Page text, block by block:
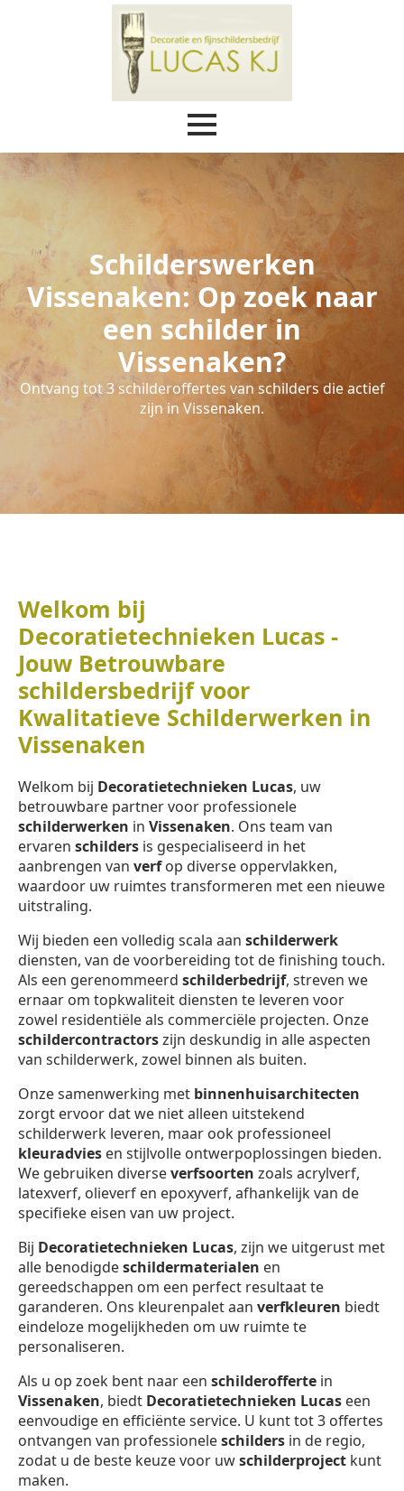
Schilderswerken
Vissenaken: Op zoek naar
een schilder in
Vissenaken?
Ontvang tot 3 schilderoffertes van schilders die actief
zijn in Vissenaken.
Welkom bij
Decoratietechnieken Lucas -
Jouw Betrouwbare
schildersbedrijf voor
Kwalitatieve Schilderwerken in
Vissenaken
Welkom bij Decoratietechnieken Lucas, uw
betrouwbare partner voor professionele
schilderwerken in Vissenaken. Ons team van
ervaren schilders is gespecialiseerd in het
aanbrengen van verfop diverse oppervlakken,
waardoor uw ruimtes transformeren met een nieuwe
uitstraling.
Wij bieden een volledig scala aan schilderwerk
diensten, van de voorbereiding tot de finishing touch.
Als een gerenommeerd schilderbedrijf, streven we
ernaar om topkwaliteit diensten te leveren voor
zowel residentiële als commerciële projecten. Onze
schildercontractorszijn deskundig in alle aspecten
van schilderwerk, zowel binnen als buiten.
Onze samenwerking met binnenhuisarchitecten
zorgt ervoor dat we niet alleen uitstekend
schilderwerk leveren, maar ook professioneel
kleuradvies en stijlvolle ontwerpoplossingen bieden.
We gebruiken diverseverfsoorten zoals acrylverf,
latexverf, olieverf en epoxyverf, afhankelijk van de
specifieke eisen van uw project.
Bij Decoratietechnieken Lucas, zijn we uitgerust met
alle benodigdeschildermaterialen en
gereedschappen om een perfect resultaat te
garanderen. Ons kleurenpalet aan verfkleuren biedt
eindeloze mogelijkheden om uw ruimte te
personaliseren.
Als u op zoek bent naar een schilderofferte in
Vissenaken, biedt Decoratietechnieken Lucas een
eenvoudige en efficiënte service. U kunt tot 3 offertes
ontvangen van professioneleschilders in de regio,
zodat u de beste keuze voor uwschilderproject kunt
maken.